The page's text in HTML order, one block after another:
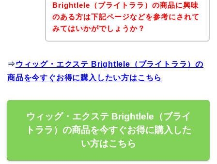
Brightlele（ブライトララ）の商品に興味
のある方は下記ページなどを参考にされて
みてはいかがでしょうか？
⇒ ウィッグ・エクステ Brightlele（ブライトララ）の
商品を今すぐお得に購入したい方はこちら
ウィッグ・エクステ Brightlele（ブライ
トララ）の商品を今すぐお得に購入した
い方はこちら